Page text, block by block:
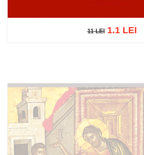
11 LEI
11 LEI1.1 LEI